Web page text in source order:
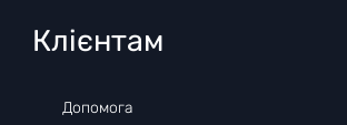
Клієнтам
Допомога